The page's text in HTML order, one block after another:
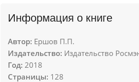
Информация о книге
Автор: Ершов П.П.
Издательство: Издательство
Год: 2018
Страницы: 128